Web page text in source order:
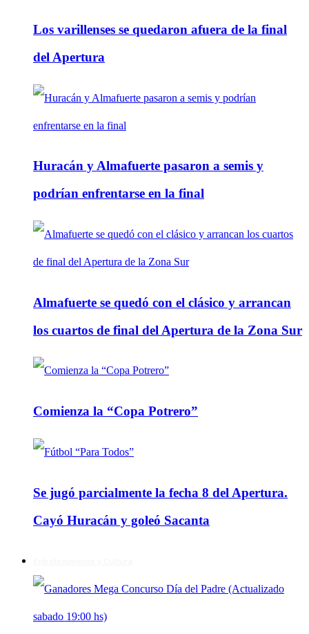
Los varillenses se quedaron afuera de la final
del Apertura
Huracán y Almafuerte pasaron a semis y
podrían enfrentarse en la final
Almafuerte se quedó con el clásico y arrancan
los cuartos de final del Apertura de la Zona Sur
Comienza la “Copa Potrero”
Se jugó parcialmente la fecha 8 del Apertura.
Cayó Huracán y goleó Sacanta